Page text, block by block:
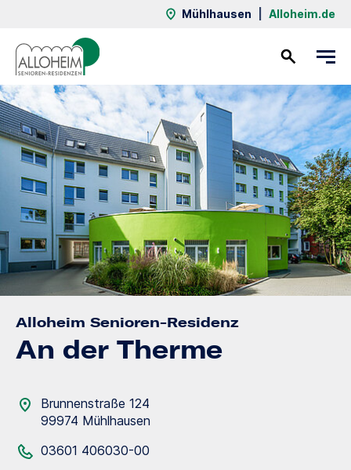
Mühlhausen Alloheim.de
Alloheim Senioren-Residenz
An der Therme
Brunnenstraße 124
99974 Mühlhausen
03601 406030-00